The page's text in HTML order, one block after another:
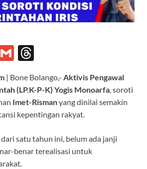
G
ail e
a
ds
| Bone Bolango,- Aktivis Pengawal
(LP.K-P-K) Yogis Monoarfa, soroti
Imet-Rismanyang dinilai semakin
kepentingan rakyat.
satu tahun ini, belum ada janji
benar terealisasi untuk